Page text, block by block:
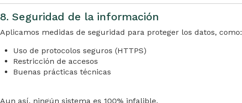
8. Seguridad de la información
Aplicamos medidas de seguridad para proteger los datos, como:
Uso de protocolos seguros (HTTPS)
Restricción de accesos
Buenas prácticas técnicas
Aun así, ningún sistema es 100% infalible.